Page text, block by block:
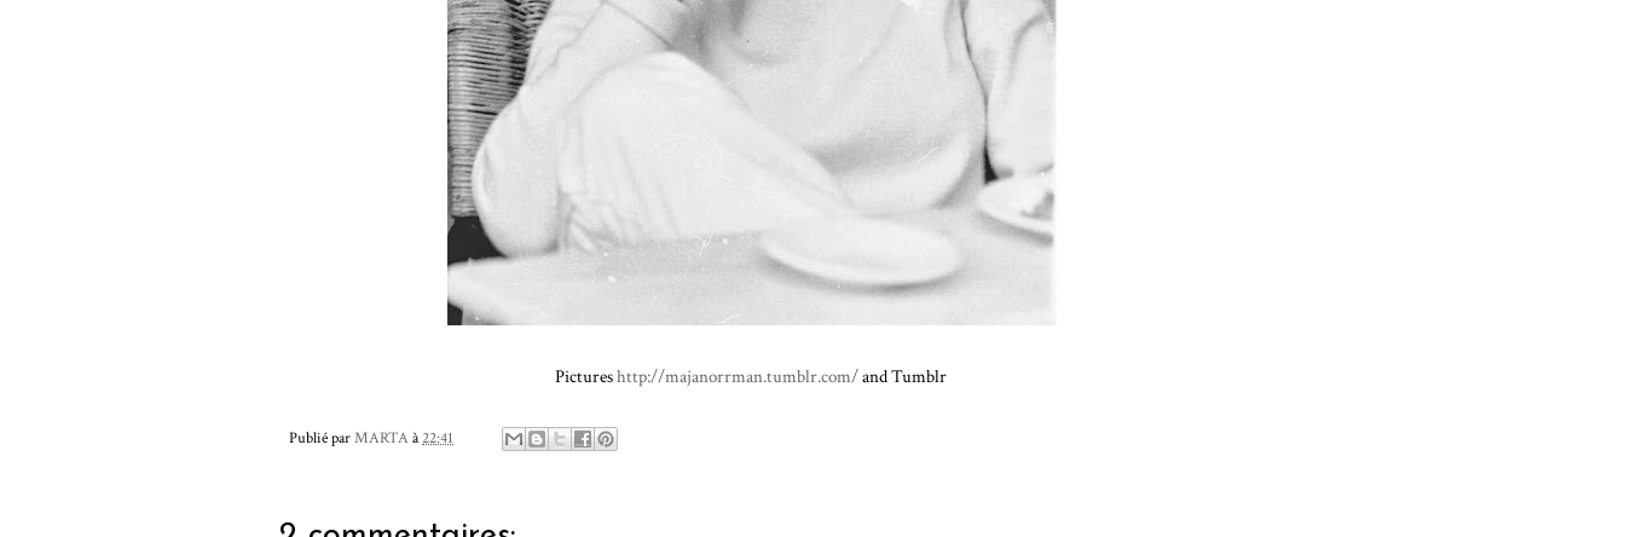
Pictureshttp://majanorrman.tumblr.com/and Tumblr
Publié parMARTAà22:41